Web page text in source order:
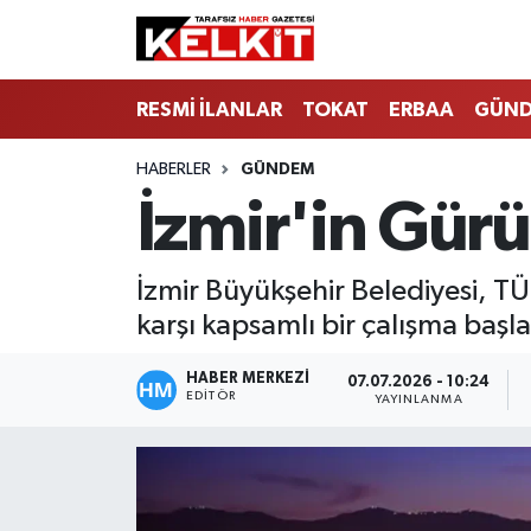
RESMİ İLANLAR TOKAT ERBAA
HABERLER GÜNDEM
İzmir'in
İzmir Büyükşehir Belediyesi,
karşı kapsamlı bir çalışma
HABER MERKEZİ
EDITÖR
07.07.2026 - 10:24
YAYINLANMA